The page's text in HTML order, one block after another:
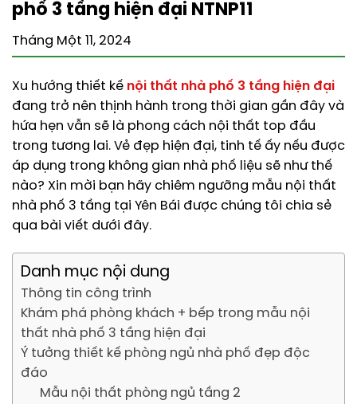
phố 3 tầng hiện đại NTNP11
Tháng Một 11, 2024
Xu hướng thiết kế nội thất nhà phố 3 tầng hiện đại
đang trở nên thịnh hành trong thời gian gần đây và
hứa hẹn vẫn sẽ là phong cách nội thất top đầu
trong tương lai. Vẻ đẹp hiện đại, tinh tế ấy nếu được
áp dụng trong không gian nhà phố liệu sẽ như thế
nào? Xin mời bạn hãy chiêm ngưỡng mẫu nội thất
nhà phố 3 tầng tại Yên Bái được chúng tôi chia sẻ
qua bài viết dưới đây.
Danh mục nội dung
Thông tin công trình
Khám phá phòng khách + bếp trong mẫu nội
thất nhà phố 3 tầng hiện đại
Ý tưởng thiết kế phòng ngủ nhà phố đẹp độc
đáo
Mẫu nội thất phòng ngủ tầng 2